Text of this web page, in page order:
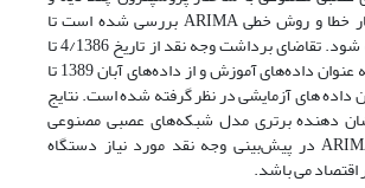
الگوریتم پس‌انتشار خطا و روش خطی ARIMA بررسی شده است تا
مدل بهینه انتخاب شود. تقاضای برداشت وجه نقد از تاریخ 4/1386 تا
7/1389 (40 ماه) به عنوان داده‌های آموزش و از داده‌های آبان 1389 تا
به عنوان داده های آزمایشی در نظر گرفته شده است. نتایج
دهنده برتری مدل شبکه‌های عصبی مصنوعی
نسبت به مدل ARIMA در پیش‌بینی وجه نقد مورد نیاز دستگاه
اقتصاد می باشد.